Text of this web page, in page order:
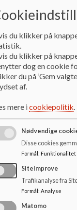
Se i
du klikker på
du klikker på
dog en cookie
du på ’Gem
af.
mere icookiepolitik.
Nødvendige
Disse cookies
Formål : Funktionalitet
SiteImprove
Trafikanalyse fra
Formål : Analyse
Matomo